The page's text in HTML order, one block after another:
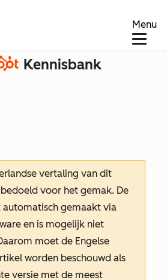
Menu
Kennisbank
vertaling van dit
voor het gemak. De
gemaakt via
en is mogelijk niet
moet de Engelse
worden beschouwd als
versie met de meest